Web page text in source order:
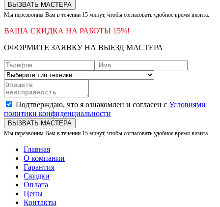
ВЫЗВАТЬ МАСТЕРА
Мы перезвоним Вам в течении 15 минут, чтобы согласовать удобное время визита.
ВАША СКИДКА НА РАБОТЫ 15%!
ОФОРМИТЕ ЗАЯВКУ НА ВЫЕЗД МАСТЕРА
Подтверждаю, что я ознакомлен и согласен с Условиями
политики конфиденциальности
ВЫЗВАТЬ МАСТЕРА
Мы перезвоним Вам в течении 15 минут, чтобы согласовать удобное время визита.
Главная
О компании
Гарантия
Скидки
Оплата
Цены
Контакты